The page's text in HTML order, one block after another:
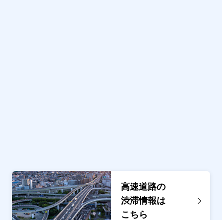
高速道路の
渋滞情報は
こちら